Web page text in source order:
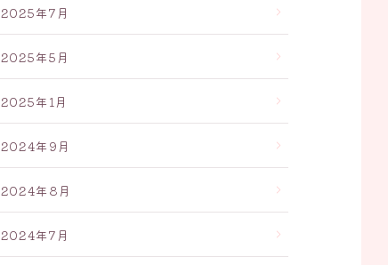
2025年7月
2025年5月
2025年1月
2024年9月
2024年8月
2024年7月